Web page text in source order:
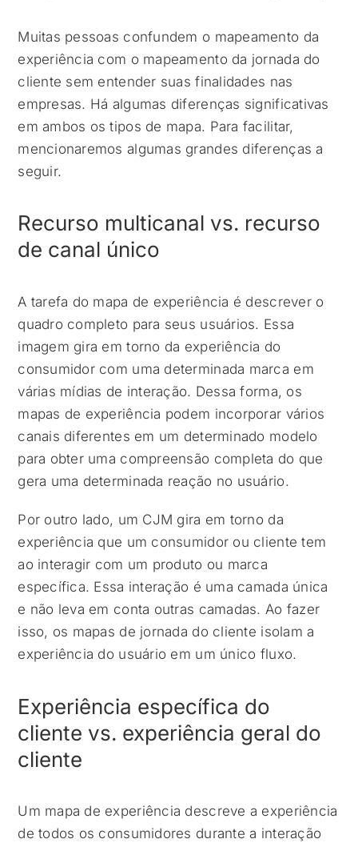
Muitas pessoas confundem o mapeamento da
experiência com o mapeamento da jornada do
cliente sem entender suas finalidades nas
empresas. Há algumas diferenças significativas
em ambos os tipos de mapa. Para facilitar,
mencionaremos algumas grandes diferenças a
seguir.
Recurso multicanal vs. recurso
de canal único
A tarefa do mapa de experiência é descrever o
quadro completo para seus usuários. Essa
imagem gira em torno da experiência do
consumidor com uma determinada marca em
várias mídias de interação. Dessa forma, os
mapas de experiência podem incorporar vários
canais diferentes em um determinado modelo
para obter uma compreensão completa do que
gera uma determinada reação no usuário.
Por outro lado, um CJM gira em torno da
experiência que um consumidor ou cliente tem
ao interagir com um produto ou marca
específica. Essa interação é uma camada única
e não leva em conta outras camadas. Ao fazer
isso, os mapas de jornada do cliente isolam a
experiência do usuário em um único fluxo.
Experiência específica do
cliente vs. experiência geral do
cliente
Um mapa de experiência descreve a experiência
de todos os consumidores durante a interação